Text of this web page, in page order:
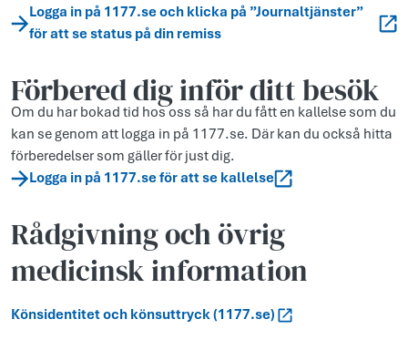
Logga in på 1177.se och klicka på ”Journaltjänster”
för att se status på din remiss
Förbered dig inför ditt besök
Om du har bokad tid hos oss så har du fått en kallelse som du
kan se genom att logga in på 1177.se. Där kan du också hitta
förberedelser som gäller för just dig.
Logga in på 1177.se för att se kallelse
Rådgivning och övrig
medicinsk information
Könsidentitet och könsuttryck (1177.se)